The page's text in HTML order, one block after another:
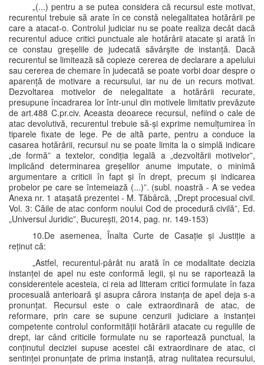
„(...) pentru a se putea considera că recursul este motivat,
recurentul trebuie să arate în ce constă nelegalitatea hotărârii pe
care a atacat-o. Controlul judiciar nu se poate realiza decât dacă
recurentul aduce critici punctuale ale hotărârii atacate și arată în
ce constau greșelile de judecată săvârșite de instanță. Dacă
recurentul se limitează să copieze cererea de declarare a apelului
sau cererea de chemare în judecată se poate vorbi doar despre o
aparență de motivare a recursului, iar nu de un recurs motivat.
Dezvoltarea motivelor de nelegalitate a hotărârii recurate,
presupune încadrarea lor într-unul din motivele limitativ prevăzute
de art.488 C.pr.civ. Aceasta deoarece recursul, nefiind o cale de
atac devolutivă, recurentul trebuie să-și exprime nemulțumirea în
tiparele fixate de lege. Pe de altă parte, pentru a conduce la
casarea hotărârii, recursul nu se poate limita la o simplă indicare
„de formă” a textelor, condiția legală a „dezvoltării motivelor”,
implicând determinarea greșelilor anume imputate, o minimă
argumentare a criticii în fapt și în drept, precum și indicarea
probelor pe care se întemeiază (...)”. (subl. noastră - A se vedea
Anexa nr. 1 atașată prezentei - M. Tăbârcă, „Drept procesual civil.
Vol. 3: Căile de atac conform noului Cod de procedură civilă”, Ed.
„Universul Juridic”, București, 2014, pag. nr. 149-153)
10.De asemenea, Înalta Curte de Casație și Justiție a
reținut că:
„Astfel, recurentul-pârât nu arată în ce modalitate decizia
instanței de apel nu este conformă legii, și nu se raportează la
considerentele acesteia, ci reia ad litteram critici formulate în faza
procesuală anterioară şi asupra cărora instanța de apel deja s-a
pronunțat. Recursul este o cale extraordinară de atac, de
reformare, prin care se supune cenzurii judiciare a instanței
competente controlul conformității hotărârii atacate cu regulile de
drept, iar când criticile formulate nu se raportează punctual, la
conținutul deciziei supuse acestei căi extraordinare de atac, ci
sentinței pronunțate de prima instanță, atrag nulitatea recursului,